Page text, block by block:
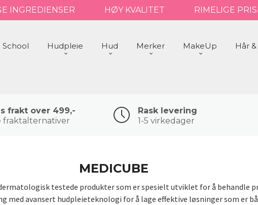
INGREDIENSER HØY KVALITET RIMELIGE
Hudpleie Hud Merker MakeUp Hår
frakt over 499,-
fraktalternativer
Rask levering
1-5 virkedager
MEDICUBE
testede produkter som er spesielt utviklet for å behandle
med avansert hudpleieteknologi for å lage effektive løsninger som er